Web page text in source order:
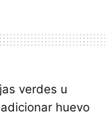
verdes u
huevo